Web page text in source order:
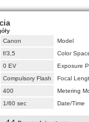
Canon
Model
f/3,5
Color
0 EV
Exposure
Compulsory Flash
Focal
400
Metering
1/60 sec Date/Time